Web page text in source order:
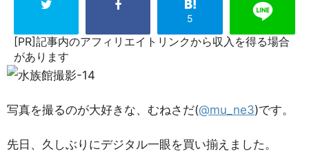
5
[PR]記事内のアフィリエイトリンクから収入を得る場合
があります
写真を撮るのが大好きな、むねさだ(@mu_ne3)です。
先日、久しぶりにデジタル一眼を買い揃えました。